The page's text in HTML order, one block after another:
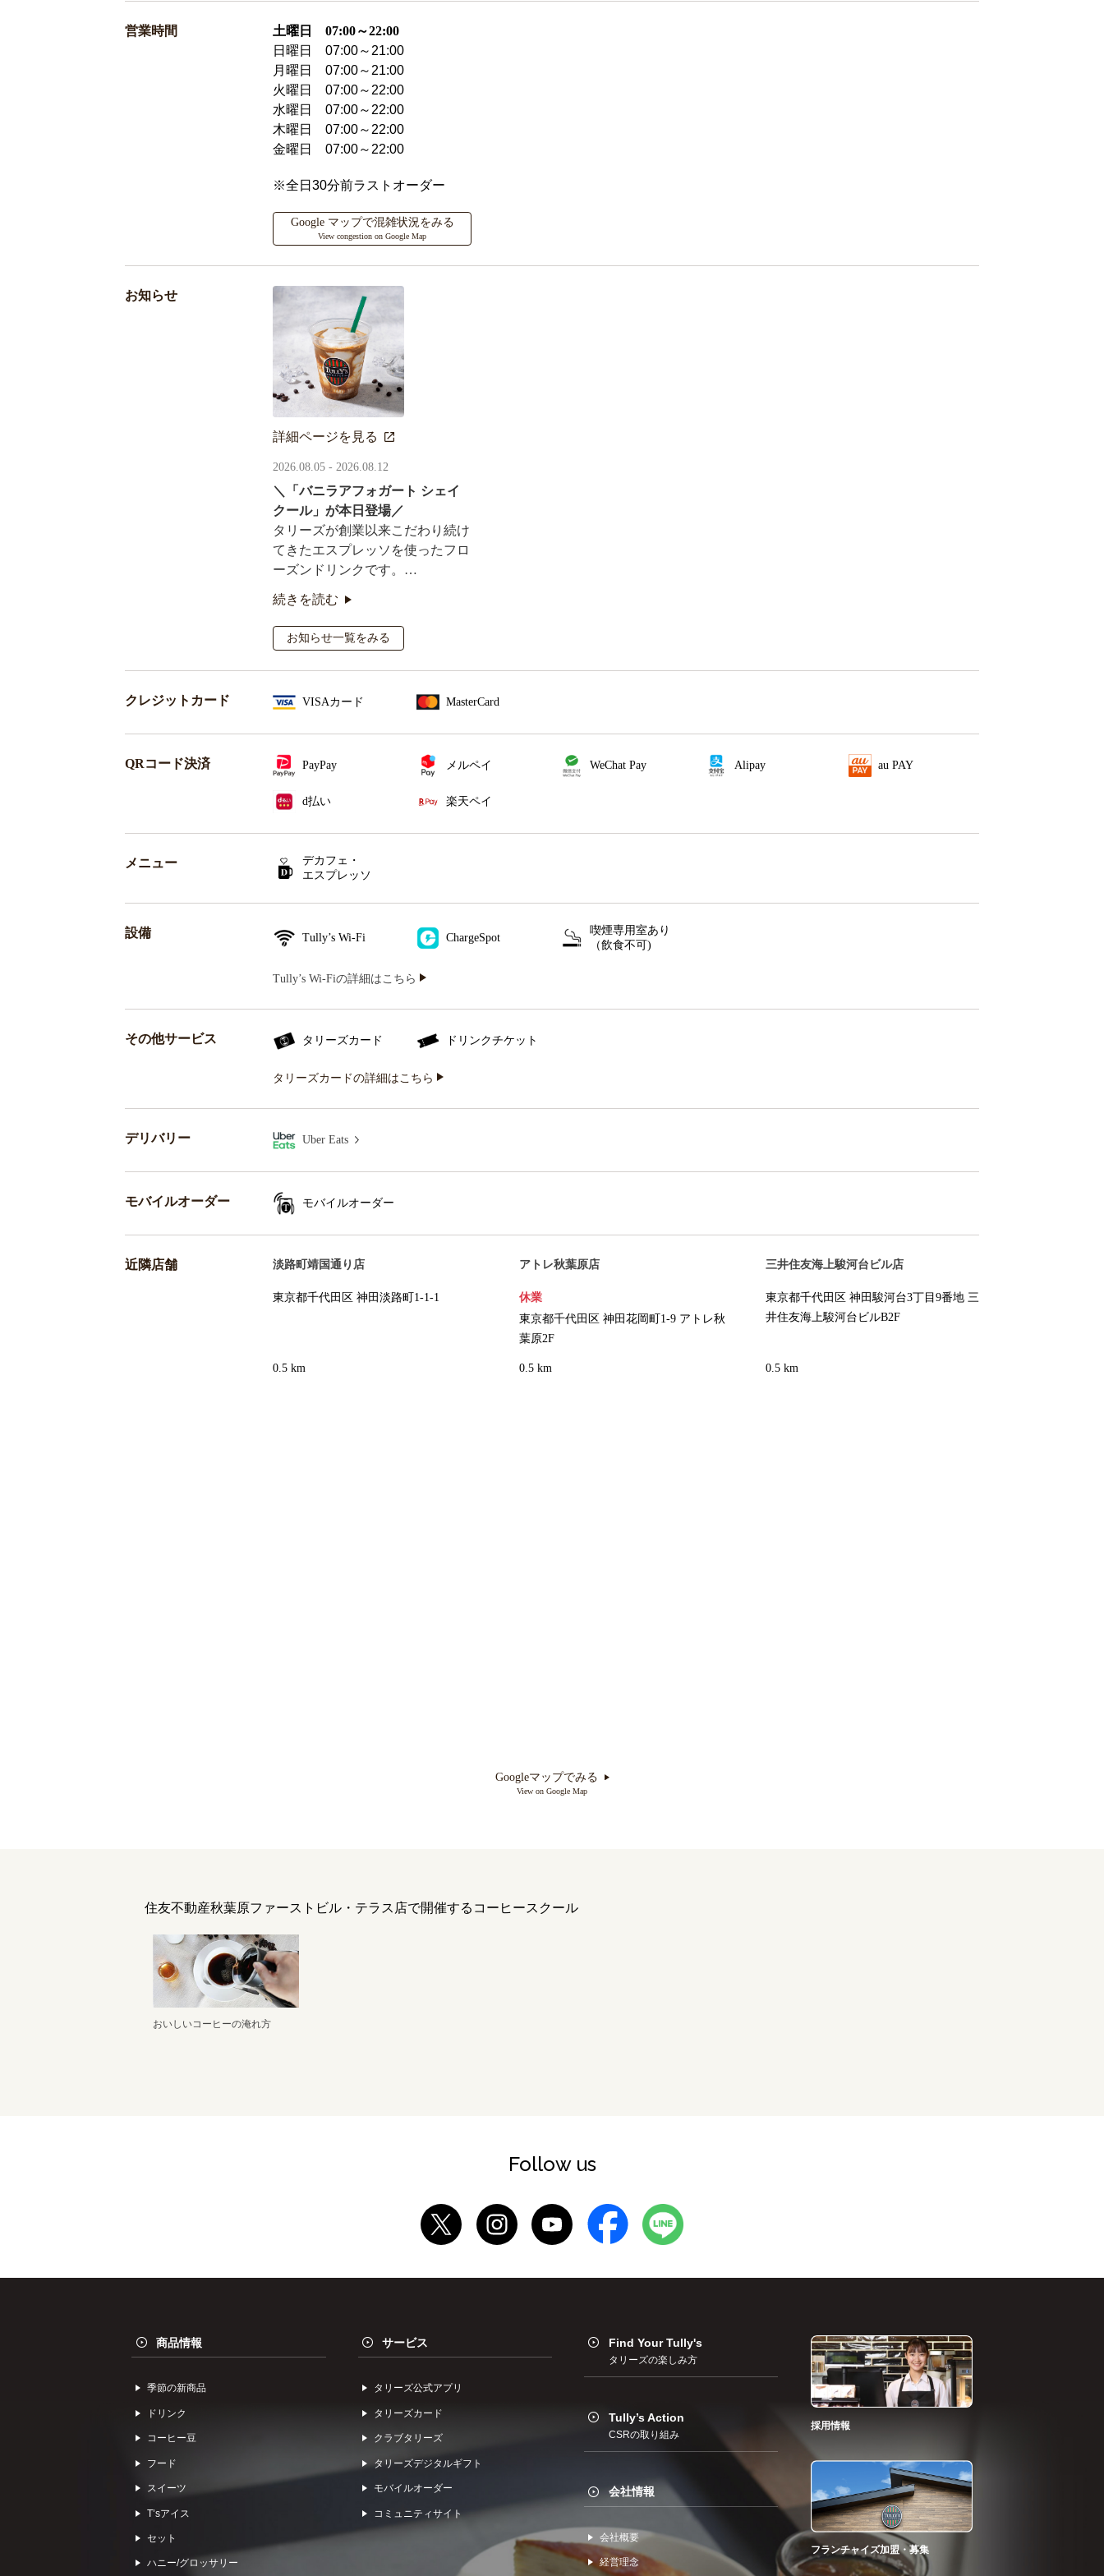
営業時間
土曜日 07:00～22:00
日曜日 07:00～21:00
月曜日 07:00～21:00
火曜日 07:00～22:00
水曜日 07:00～22:00
木曜日 07:00～22:00
金曜日 07:00～22:00
※全日30分前ラストオーダー
Google マップで混雑状況をみる
View congestion on Google Map
お知らせ
詳細ページを見る
2026.08.05 - 2026.08.12
＼「バニラアフォガート シェイ
クール」が本日登場／
タリーズが創業以来こだわり続け
てきたエスプレッソを使ったフロ
ーズンドリンクです。
オリジナルシールがその場で当た
るキャンペーンも実施！
続きを読む
お知らせ一覧をみる
クレジットカード VISAカード MasterCard
QRコード決済 PayPay メルペイ WeChat Pay Alipay au PAY
d払い 楽天ペイ
メニュー
デカフェ・
エスプレッソ
設備 Tully’s Wi-Fi ChargeSpot
喫煙専用室あり
（飲食不可)
Tully’s Wi-Fiの詳細はこちら
その他サービス タリーズカード ドリンクチケット
タリーズカードの詳細はこちら
デリバリー Uber Eats
モバイルオーダー モバイルオーダー
近隣店舗 淡路町靖国通り店
東京都千代田区 神田淡路町1-1-1
0.5 km
アトレ秋葉原店
休業
東京都千代田区 神田花岡町1-9 アトレ秋
葉原2F
0.5 km
三井住友海上駿河台ビル店
東京都千代田区 神田駿河台3丁目9番地 三
井住友海上駿河台ビルB2F
0.5 km
Googleマップでみる
View on Google Map
住友不動産秋葉原ファーストビル・テラス店で開催するコーヒースクール
おいしいコーヒーの淹れ方
Follow us
商品情報
季節の新商品
ドリンク
コーヒー⾖
フード
スイーツ
Tʼsアイス
セット
ハニー/グロッサリー
サービス
タリーズ公式アプリ
タリーズカード
クラブタリーズ
タリーズデジタルギフト
モバイルオーダー
コミュニティサイト
Find Your Tully's
タリーズの楽しみ方
Tully’s Action
CSRの取り組み
会社情報
会社概要
経営理念
採用情報
フランチャイズ加盟・募集